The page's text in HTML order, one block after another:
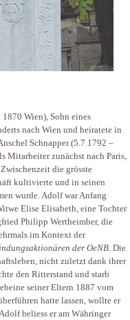
Wien), Sohn eines
nach Wien und heiratete in
Schnapper (5.7.1792 –
Mitarbeiter zunächst nach Paris,
die grösste
kultivierte und in seinen
wurde. Adolf war Anfang
Elise Elisabeth, eine Tochter
Philipp Wertheimber, die
im Kontext der
der OeNB. Die
nicht zuletzt dank ihrer
den Ritterstand und starb
seiner Eltern 1887 vom
hatte lassen, wollte er
beliess er am Währinger